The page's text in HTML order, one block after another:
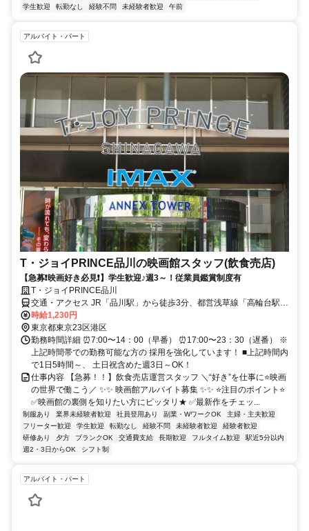
学生歓迎
転勤なし 経験不問 未経験者歓迎 午前
アルバイト・パート
T・ジョイPRINCE品川の映画館スタッフ(飲食売店)
【急募❗映画好き必見❗】学生歓迎♪週3～！従業員鑑賞制度有
T・ジョイPRINCE品川
交通・アクセス JR「品川駅」から徒歩3分、都営浅草線「高輪台駅」
から徒歩12分、JR「高輪ゲートウェイ駅」から徒歩16分、「品川駅
高輪口」バス停から徒歩4分
時給1,230円
東京都東京23区港区
勤務時間詳細 ⏰7:00〜14：00（早番） ⏰17:00〜23：30（遅番） ※
上記時間帯での勤務可能な方の 採用を強化しています！ ■上記時間内
で1日5時間～、 土日祝含めた週3日～OK！
仕事内容 【急募！！】飲食売店運営スタッフ ＼“好き”を仕事に⭐映画
の世界で働こう／ ✨✨ 映画館アルバイト募集 ✨✨ ⭐注目のポイント⭐
✅映画館の裏側を知りたい方にピッタリ★ ✅最新作をチェッ...
制服あり 業界未経験者歓迎 社員登用あり 副業・WワークOK
主婦・主夫歓迎
フリーター歓迎
学生歓迎 転勤なし 経験不問 未経験者歓迎
経験者歓迎
研修あり
夕方 ブランクOK 交通費支給 長期歓迎 フルタイム歓迎
駅近5分以内
週2・3日からOK
シフト制
アルバイト・パート